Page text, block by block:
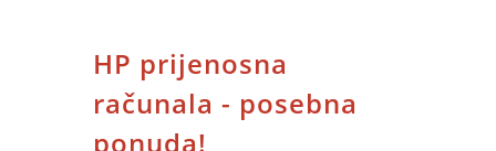
HP prijenosna
računala - posebna
ponuda!